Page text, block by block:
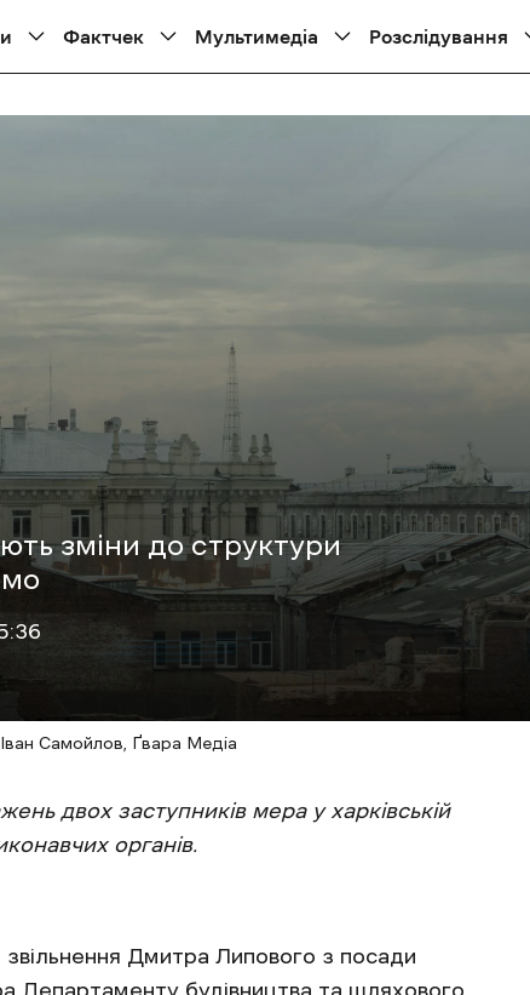
Фактчек Мультимедіа Розслідування
зміни до структури
Самойлов, Ґвара Медіа
двох заступників мера у харківській
органів.
Дмитра Липового з посади
Департаменту будівництва та шляхового